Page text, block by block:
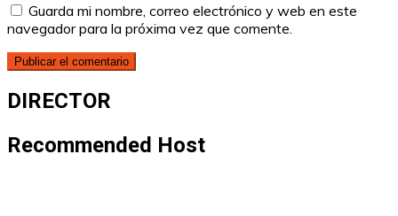
Guarda mi nombre, correo electrónico y web en este
navegador para la próxima vez que comente.
DIRECTOR
Recommended Host